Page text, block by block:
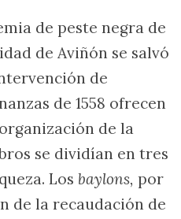
de peste negra de
de Aviñón se salvó
de
de 1558 ofrecen
de la
se dividían en tres
Los baylons, por
de la recaudación de